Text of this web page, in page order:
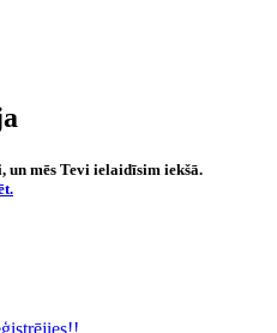
mēs Tevi ielaidīsim iekšā.